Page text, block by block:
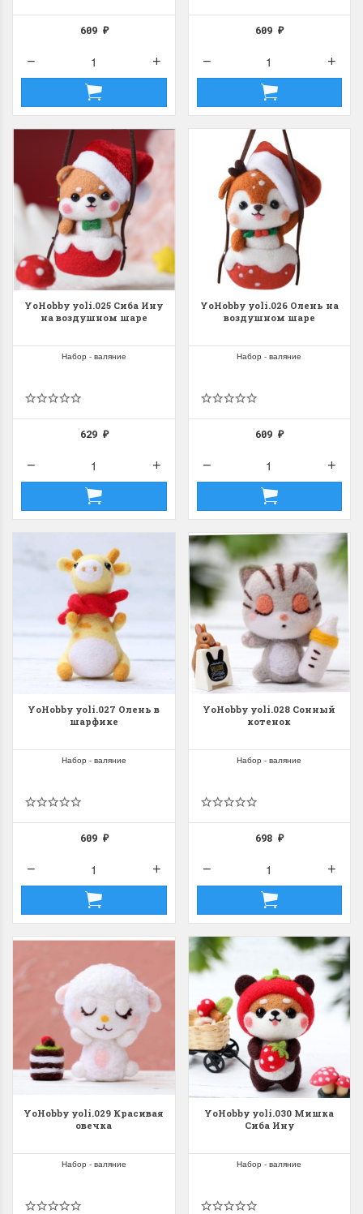
609 ₽ 609₽
YoHobby yoli.025 Сиба Ину
на воздушном шаре
Набор - валяние
629 ₽
YoHobby yoli.026 Олень на
воздушном шаре
Набор - валяние
609₽
YoHobby yoli.027 Олень в
шарфике
Набор - валяние
609 ₽
YoHobby yoli.028 Сонный
котенок
Набор - валяние
698₽
YoHobby yoli.029 Красивая
овечка
Набор - валяние
YoHobby yoli.030 Мишка
Сиба Ину
Набор - валяние